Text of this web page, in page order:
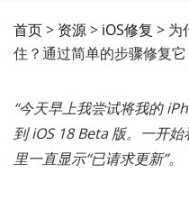
首页> 资源> iOS修复 > 为
住？通过简单的步骤修复它
“今天早上我尝试将我的
到 iOS 18 Beta 版。一开
里一直显示“已请求更新”。